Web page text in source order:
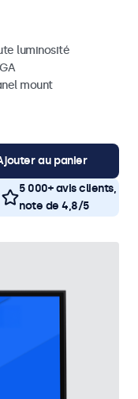
luminosité
mount
au panier
5 000+ avis clients,
note de 4,8/5